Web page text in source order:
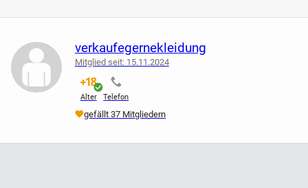
verkaufegernekleidung
Mitglied seit: 15.11.2024
Alter
verifiziert
Telefon
nicht verifiziert
gefällt 37 Mitgliedern